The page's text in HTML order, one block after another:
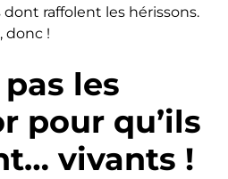
dont raffolent les hérissons.
donc !
pas les
pour qu’ils
vivants !